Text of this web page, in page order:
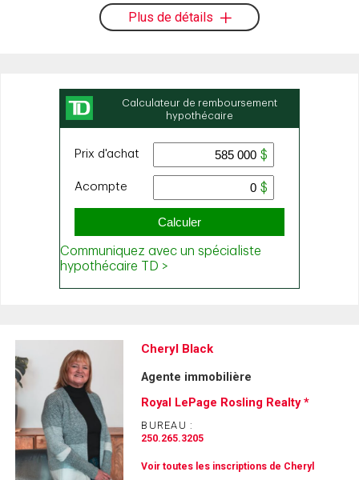
Plus de détails
Cheryl Black
Agente immobilière
Royal LePage Rosling Realty *
BUREAU :
250.265.3205
Voir toutes les inscriptions de Cheryl